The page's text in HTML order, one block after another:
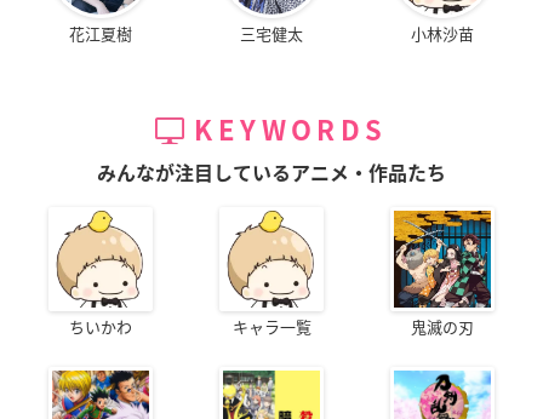
花江夏樹 三宅健太 小林沙苗
KEYWORDS
みんなが注目しているアニメ・作品たち
ちいかわ キャラ一覧 鬼滅の刃